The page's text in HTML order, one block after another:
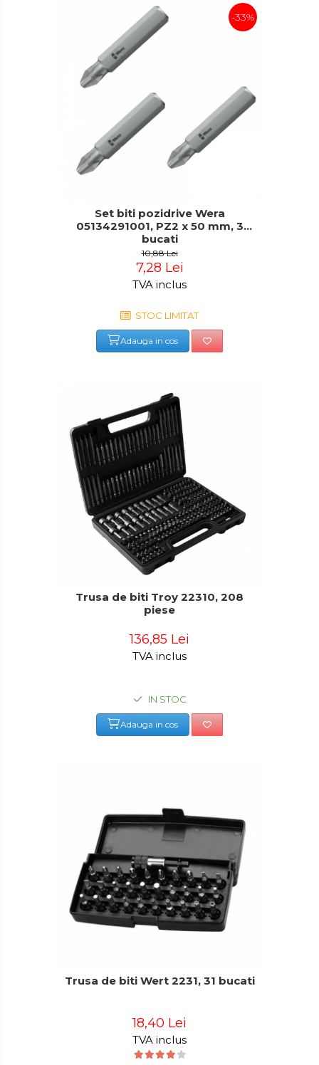
-33%
Set biti pozidrive Wera
05134291001, PZ2 x 50 mm, 3
bucati
10,88 Lei
7,28 Lei
TVA inclus
STOC LIMITAT
Adauga in cos
Trusa de biti Troy 22310, 208
piese
136,85 Lei
TVA inclus
IN STOC
Adauga in cos
Trusa de biti Wert 2231, 31 bucati
18,40 Lei
TVA inclus